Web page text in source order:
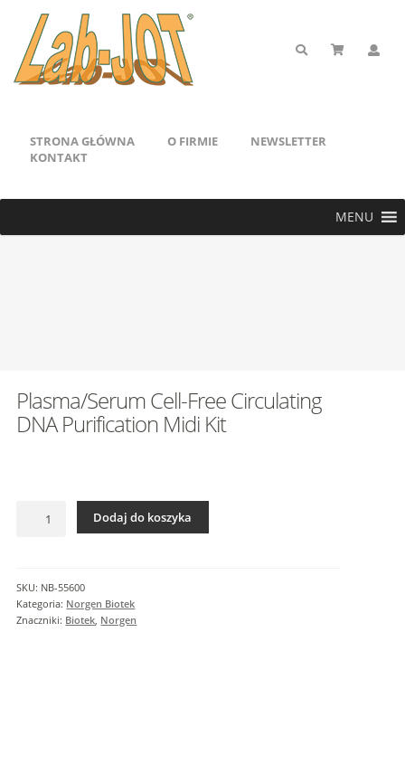
STRONA GŁÓWNA O FIRMIE
NEWSLETTER
KONTAKT
MENU
Plasma/Serum Cell-Free Circulating
DNA Purification Midi Kit
Plasma/Serum
Circulating
DNA
Purification
Dodaj do koszyka
SKU: NB-55600
Kategoria: Norgen Biotek
Znaczniki: Biotek Norgen